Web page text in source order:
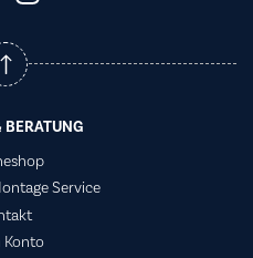
BERATUNG
Service
Konto